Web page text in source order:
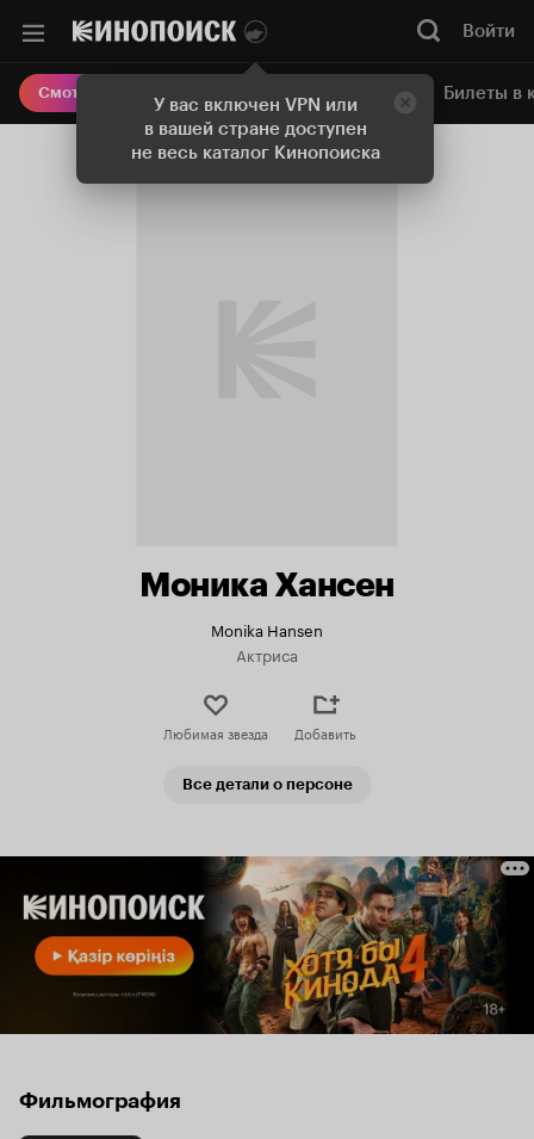
У вас включен VPN или
в вашей стране доступен
не весь каталог Кинопоиска
Войти
Смотреть кино Онлайн-кинотеатр Билеты в
Моника Хансен
Monika Hansen
Актриса
Любимая звезда Добавить
Все детали о персоне
Фильмография